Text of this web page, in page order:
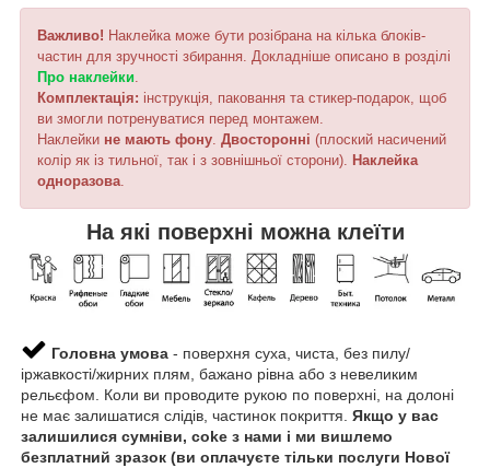
Важливо! Наклейка може бути розібрана на кілька блоків-
частин для зручності збирання. Докладніше описано в розділі
Про наклейки.
Комплектація: інструкція, паковання та стикер-подарок, щоб
ви змогли потренуватися перед монтажем.
Наклейки не мають фону. Двосторонні (плоский насичений
колір як із тильної, так і з зовнішньої сторони). Наклейка
одноразова.
На які поверхні можна клеїти
Головна умова - поверхня суха, чиста, без пилу/
іржавкості/жирних плям, бажано рівна або з невеликим
рельєфом. Коли ви проводите рукою по поверхні, на долоні
не має залишатися слідів, частинок покриття. Якщо у вас
залишилися сумніви, coke з нами і ми вишлемо
безплатний зразок (ви оплачуєте тільки послуги Нової